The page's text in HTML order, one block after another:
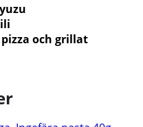
och grillat